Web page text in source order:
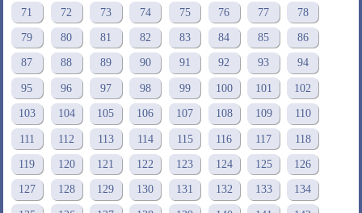
71 72 73 74 75 76 77 78
79 80 81 82 83 84 85 86
87 88 89 90 91 92 93 94
95 96 97 98 99 100 101 102
103 104 105 106 107 108 109 110
111 112 113 114 115 116 117 118
119 120 121 122 123 124 125 126
127 128 129 130 131 132 133 134